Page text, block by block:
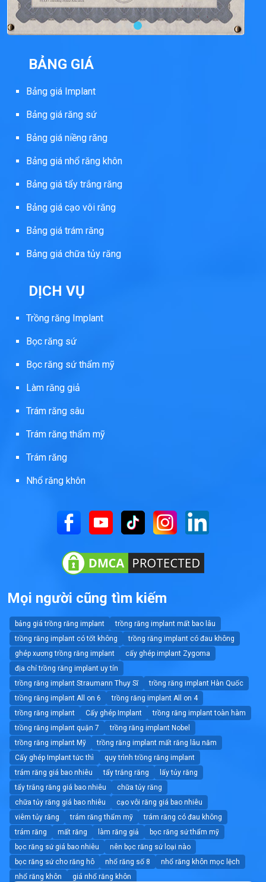
BẢNG GIÁ
Bảng giá Implant
Bảng giá răng sứ
Bảng giá niềng răng
Bảng giá nhổ răng khôn
Bảng giá tẩy trắng răng
Bảng giá cạo vôi răng
Bảng giá trám răng
Bảng giá chữa tủy răng
DỊCH VỤ
Trồng răng Implant
Bọc răng sứ
Bọc răng sứ thẩm mỹ
Làm răng giả
Trám răng sâu
Trám răng thẩm mỹ
Trám răng
Nhổ răng khôn
Mọi người cũng tìm kiếm
bảng giá trồng răng implant
trồng răng implant mất bao lâu
trồng răng implant có tốt không
trồng răng implant có đau không
ghép xương trồng răng implant
cấy ghép implant Zygoma
địa chỉ trồng răng implant uy tín
trồng răng implant Straumann Thụy Sĩ
trồng răng implant Hàn Quốc
trồng răng implant All on 6
trồng răng implant All on 4
trồng răng implant
Cấy ghép Implant
trồng răng implant toàn hàm
trồng răng implant quận 7
trồng răng implant Nobel
trồng răng implant Mỹ
trồng răng implant mất răng lâu năm
Cấy ghép Implant tức thì
quy trình trồng răng implant
trám răng giá bao nhiêu
tẩy trắng răng
lấy tủy răng
tẩy trắng răng giá bao nhiêu
chữa tủy răng
chữa tủy răng giá bao nhiêu
cạo vôi răng giá bao nhiêu
viêm tủy răng
trám răng thẩm mỹ
trám răng có đau không
trám răng
mất răng làm răng giả
bọc răng sứ thẩm mỹ
bọc răng sứ giá bao nhiêu
nên bọc răng sứ loại nào
bọc răng sứ cho răng hô
nhổ răng số 8
nhổ răng khôn mọc lệch
nhổ răng khôn
giá nhổ răng khôn